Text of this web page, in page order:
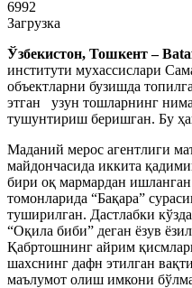
6992
Загрузка
Ўзбекистон, Тошкент –
институти мухассислари
объектларни бузишда
этган узун тошларнинг
тушунтириш беришган. Бу
Маданий мерос агентлиги
майдончасида иккита
бири оқ мармардан
томонларида “Бақара”
туширилган. Дастлабки
“Оқила биби” деган ёзув
Қабртошнинг айрим
шахснинг дафн этилган
маълумот олиш имкони